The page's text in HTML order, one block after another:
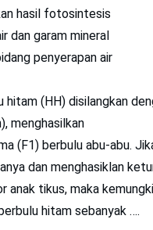
hasil fotosintesis
dan garam mineral
penyerapan air
hitam (HH) disilangkan
menghasilkan
(F1) berbulu abu-abu.
dan menghasiklan
anak tikus, maka
hitam sebanyak ….